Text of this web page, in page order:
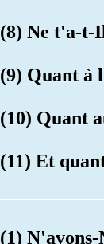
(8) Ne t'a-t-
(9) Quant à
(10) Quant
(11) Et
(1)